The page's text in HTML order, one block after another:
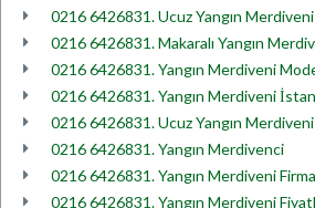
0216 6426831. Ucuz Yangın Merdiveni
0216 6426831. Makaralı Yangın
0216 6426831. Yangın Merdiveni
0216 6426831. Yangın Merdiveni
0216 6426831. Ucuz Yangın Merdiveni
0216 6426831. Yangın Merdivenci
0216 6426831. Yangın Merdiveni
0216 6426831. Yangın Merdiveni